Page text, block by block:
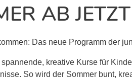
AB
Das neue Programm der
kreative Kurse für
So wird der Sommer bunt,